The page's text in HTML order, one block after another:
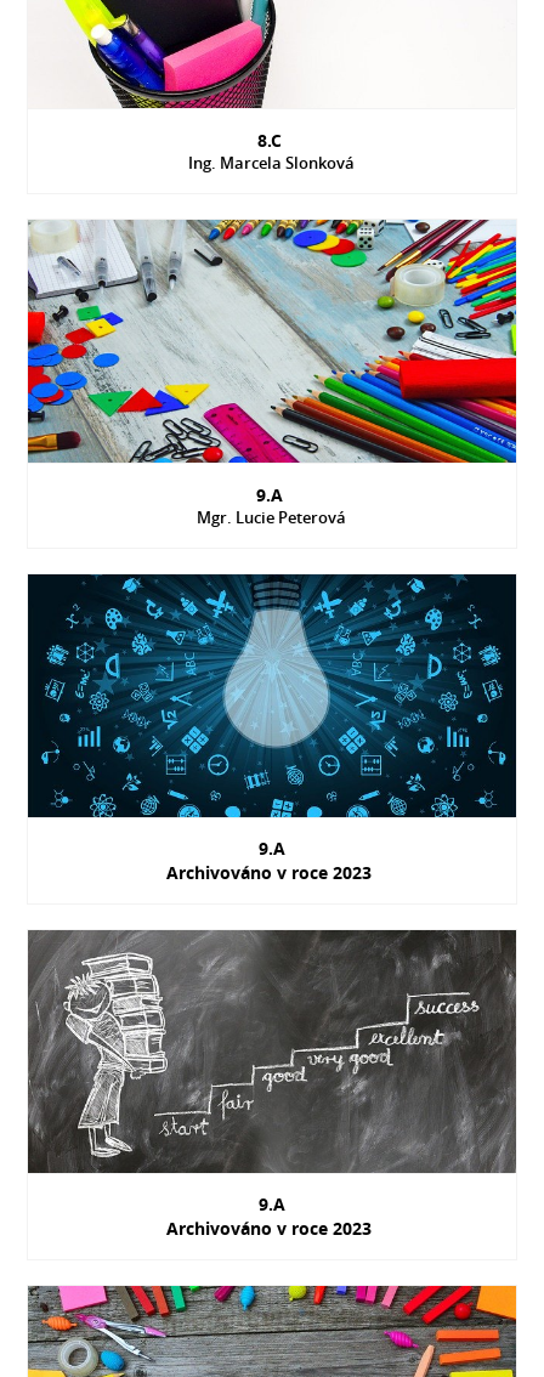
8.C
Ing. Marcela Slonková
9.A
Mgr. Lucie Peterová
9.A
Archivováno v roce 2023
9.A
Archivováno v roce 2023